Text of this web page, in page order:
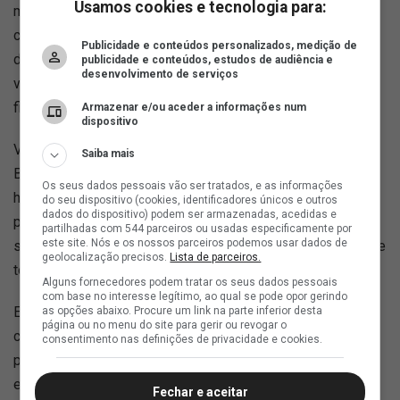
muito grande de confiança. Ele chamou eu e seu pai para
conversar. Quando te viu treinando, falou que você era
diferente, que podia vender todo mundo, até ele, menos
você. Lembra que eu te falei: 'Calma agora é a hora, meu
filho, consagra sua vida a Deus e caí pra dentro'.
Você fez isso e tudo deu certo. Você chegou ao
Bournemouth. Hoje, a parte mais difícil é a saudade. Tem
hora que sento e choro conversando com seu pai. Te ligo
para saber como você está, o que acalenta meu coração é
saber que você está bem. Fico feliz com o acolhimento que
todo mundo te deu lá.
Eu acho bonito que mesmo longe você tem seu sobrinho
como um filho. Ele não escuta direito por causa de um
problema no parto, mas você sempre cuida. Pede pra ele
estudar, cuida do aparelho auditivo dele. Isso transborda
Usamos cookies e tecnologia para:
Publicidade e conteúdos personalizados, medição de
publicidade e conteúdos, estudos de audiência e
desenvolvimento de serviços
Armazenar e/ou aceder a informações num
dispositivo
Saiba mais
Os seus dados pessoais vão ser tratados, e as informações
do seu dispositivo (cookies, identificadores únicos e outros
dados do dispositivo) podem ser armazenadas, acedidas e
partilhadas com 544 parceiros ou usadas especificamente por
este site. Nós e os nossos parceiros podemos usar dados de
geolocalização precisos.Lista de parceiros.
Alguns fornecedores podem tratar os seus dados pessoais
com base no interesse legítimo, ao qual se pode opor gerindo
as opções abaixo. Procure um link na parte inferior desta
página ou no menu do site para gerir ou revogar o
consentimento nas definições de privacidade e cookies.
Fechar e aceitar